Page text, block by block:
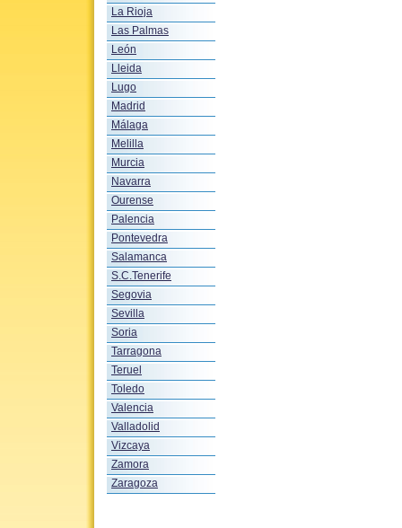
La Rioja
Las Palmas
León
Lleida
Lugo
Madrid
Málaga
Melilla
Murcia
Navarra
Ourense
Palencia
Pontevedra
Salamanca
S.C.Tenerife
Segovia
Sevilla
Soria
Tarragona
Teruel
Toledo
Valencia
Valladolid
Vizcaya
Zamora
Zaragoza